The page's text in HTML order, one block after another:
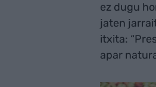
ez dugu
jaten
itxita:
apar